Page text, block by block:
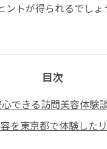
トが得られるでしょ
目次
できる訪問美容体験
を東京都で体験した